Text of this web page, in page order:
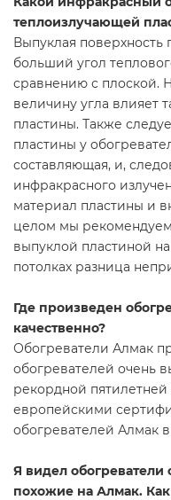
теплоизлучающей
Выпуклая поверхность
больший угол
сравнению с плоской.
величину угла влияет
пластины. Также
пластины у
составляющая, и,
инфракрасного
материал пластины и
целом мы рекомендуем
выпуклой пластиной
потолках разница
Где произведен
качественно?
Обогреватели Алмак
обогревателей очень
рекордной
европейскими
обогревателей Алмак
Я видел
похожие на Алмак. Как